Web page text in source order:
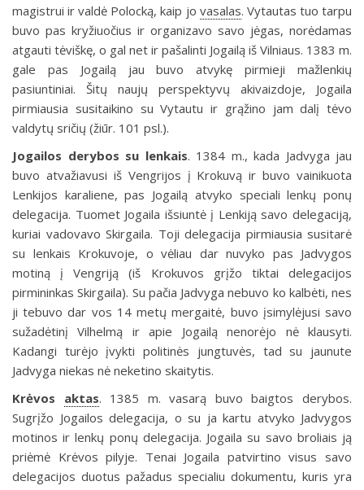
magistrui ir valdė Polocką, kaip jo vasalas. Vytautas tuo tarpu
buvo pas kryžiuočius ir organizavo savo jėgas, norėdamas
atgauti tėviškę, o gal net ir pašalinti Jogailą iš Vilniaus. 1383 m.
gale pas Jogailą jau buvo atvykę pirmieji mažlenkių
pasiuntiniai. Šitų naujų perspektyvų akivaizdoje, Jogaila
pirmiausia susitaikino su Vytautu ir grąžino jam dalį tėvo
valdytų sričių (žiūr. 101 psl.).
Jogailos derybos su lenkais. 1384 m., kada Jadvyga jau
buvo atvažiavusi iš Vengrijos į Krokuvą ir buvo vainikuota
Lenkijos karaliene, pas Jogailą atvyko speciali lenkų ponų
delegacija. Tuomet Jogaila išsiuntė į Lenkiją savo delegaciją,
kuriai vadovavo Skirgaila. Toji delegacija pirmiausia susitarė
su lenkais Krokuvoje, o vėliau dar nuvyko pas Jadvygos
motiną į Vengriją (iš Krokuvos grįžo tiktai delegacijos
pirmininkas Skirgaila). Su pačia Jadvyga nebuvo ko kalbėti, nes
ji tebuvo dar vos 14 metų mergaitė, buvo įsimylėjusi savo
sužadėtinį Vilhelmą ir apie Jogailą nenorėjo nė klausyti.
Kadangi turėjo įvykti politinės jungtuvės, tad su jaunute
Jadvyga niekas nė neketino skaitytis.
Krėvos aktas. 1385 m. vasarą buvo baigtos derybos.
Sugrįžo Jogailos delegacija, o su ja kartu atvyko Jadvygos
motinos ir lenkų ponų delegacija. Jogaila su savo broliais ją
priėmė Krėvos pilyje. Tenai Jogaila patvirtino visus savo
delegacijos duotus pažadus specialiu dokumentu, kuris yra